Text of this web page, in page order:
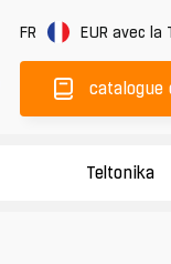
FR EUR avec la
catalogue
Teltonika